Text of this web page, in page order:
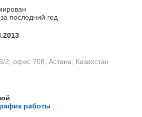
последний год
2, офис 708, Астана, Казахстан
работы